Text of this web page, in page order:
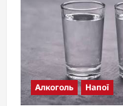
Алкоголь Напої